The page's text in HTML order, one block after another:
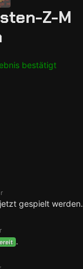
Z-M
bestätigt
gespielt werden.
.